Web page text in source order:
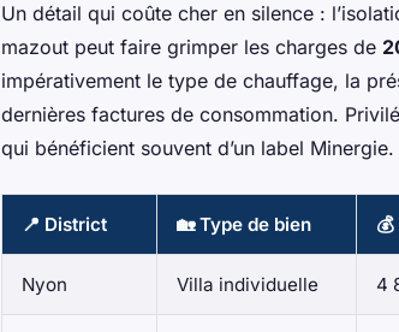
Un détail qui coûte cher en silence :
mazout peut faire grimper les charges de
impérativement le type de chauffage, la
dernières factures de consommation.
qui bénéficient souvent d’un label Minergie.
📍 District 🏡 Type de bien
Nyon Villa individuelle 4